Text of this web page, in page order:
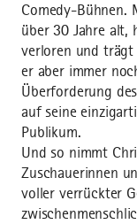
Comedy-Bühnen.
über 30 Jahre alt,
verloren und trägt
er aber immer
Überforderung
auf seine
Publikum.
Und so nimmt
Zuschauerinnen
voller verrückter